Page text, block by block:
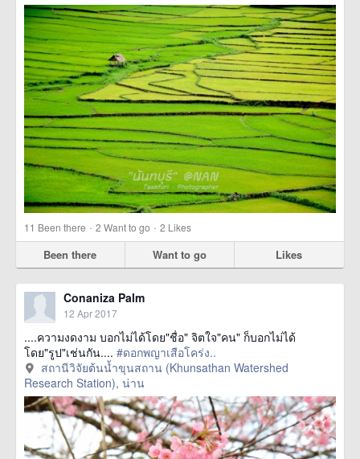
11 Been there · 2 Want to go · 2 Likes
Been there Want to go Likes
Conaniza Palm
12 Apr 2017
....ความงดงาม บอกไม่ได้โดย"ชื่อ" จิตใจ"คน" ก็บอกไม่ได้
โดย"รูป"เช่นกัน.... #ดอกพญาเสือโคร่ง..
สถานีวิจัยต้นน้ำขุนสถาน (Khunsathan Watershed
Research Station), น่าน